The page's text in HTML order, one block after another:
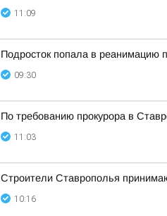
11:09
Подросток попала в реанимацию
09:30
По требованию прокурора в
11:03
Строители Ставрополья
10:16